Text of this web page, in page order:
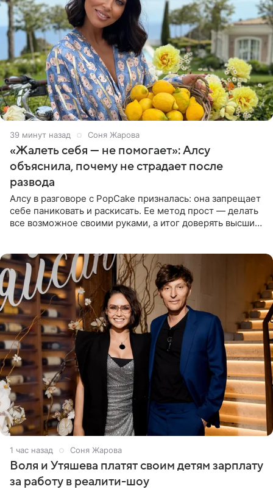
39 минут назад Соня Жарова
«Жалеть себя — не помогает»: Алсу
объяснила, почему не страдает после
развода
Алсу в разговоре с PopCake призналась: она запрещает
себе паниковать и раскисать. Ее метод прост — делать
все возможное своими руками, а итог доверять высшим
1 час назад Соня Жарова
Воля и Утяшева платят своим детям зарплату
за работу в реалити-шоу